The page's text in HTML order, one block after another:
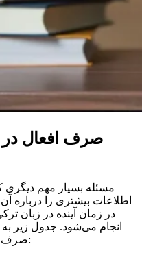
صرف افعال در
مسئله بسیار مهم دیگری
اطلاعات بیشتری را درباره
در زمان آینده در زبان
انجام می‌شود. جدول زیر
صرف این افعال به چه شکل انجام می‌شود: